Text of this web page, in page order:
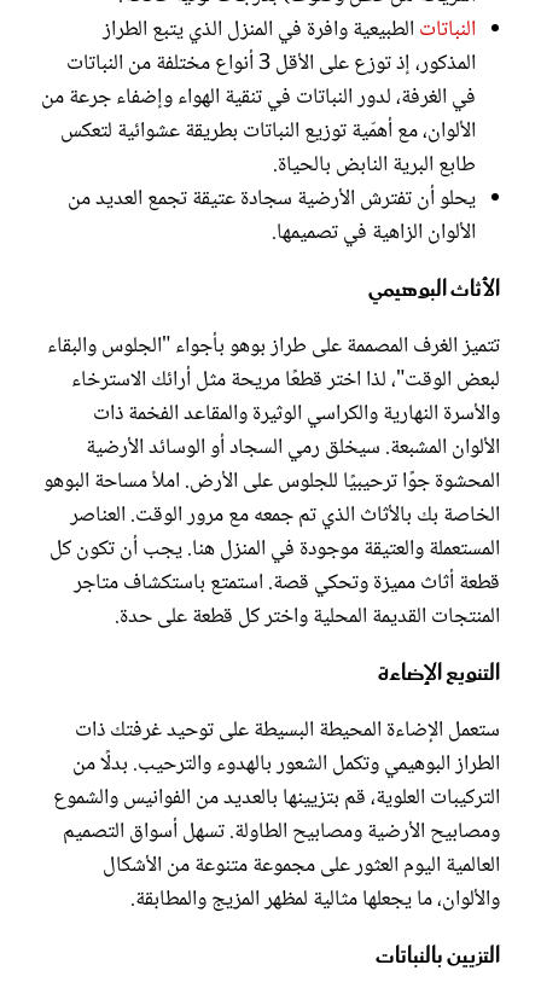
النباتات الطبيعية وافرة في المنزل الذي يتبع الطراز
المذكور، إذ توزع على الأقل 3 أنواع مختلفة من النباتات
في الغرفة، لدور النباتات في تنقية الهواء وإضفاء جرعة من
الألوان، مع أهمّية توزيع النباتات بطريقة عشوائية لتعكس
طابع البرية النابض بالحياة.
يحلو أن تفترش الأرضية سجادة عتيقة تجمع العديد من
الألوان الزاهية في تصميمها.
الأثاث البوهيمي
تتميز الغرف المصممة على طراز بوهو بأجواء "الجلوس والبقاء
لبعض الوقت"، لذا اختر قطعًا مريحة مثل أرائك الاسترخاء
والأسرة النهارية والكراسي الوثيرة والمقاعد الفخمة ذات
الألوان المشبعة. سيخلق رمي السجاد أو الوسائد الأرضية
المحشوة جوًا ترحيبيًا للجلوس على الأرض. املأ مساحة البوهو
الخاصة بك بالأثاث الذي تم جمعه مع مرور الوقت. العناصر
المستعملة والعتيقة موجودة في المنزل هنا. يجب أن تكون كل
قطعة أثاث مميزة وتحكي قصة. استمتع باستكشاف متاجر
المنتجات القديمة المحلية واختر كل قطعة على حدة.
التنويع الإضاءة
ستعمل الإضاءة المحيطة البسيطة على توحيد غرفتك ذات
الطراز البوهيمي وتكمل الشعور بالهدوء والترحيب. بدلًا من
التركيبات العلوية، قم بتزيينها بالعديد من الفوانيس والشموع
ومصابيح الأرضية ومصابيح الطاولة. تسهل أسواق التصميم
العالمية اليوم العثور على مجموعة متنوعة من الأشكال
والألوان، ما يجعلها مثالية لمظهر المزيج والمطابقة.
التزيين بالنباتات